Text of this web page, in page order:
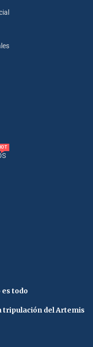
es todo
tripulación del Artemis